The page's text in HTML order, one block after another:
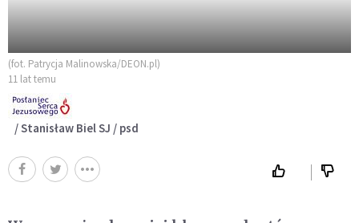
(fot. Patrycja Malinowska/DEON.pl)
11 lat temu
/ Stanisław Biel SJ / psd